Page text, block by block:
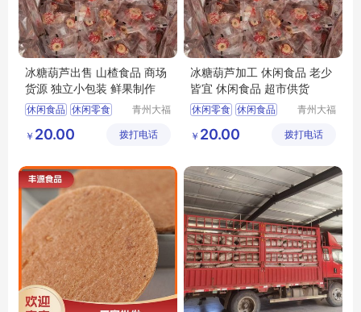
冰糖葫芦出售 山楂食品 商场
货源 独立小包装 鲜果制作
休闲食品 休闲零食
山楂食品 山楂制品
青州大福
展有限公
￥ 20.00 拨打电话
冰糖葫芦加工 休闲食品 老少
皆宜 休闲食品 超市供货
休闲零食 休闲食品
冻干冰糖葫芦供应
青州大福
展有限公
￥ 20.00 拨打电话